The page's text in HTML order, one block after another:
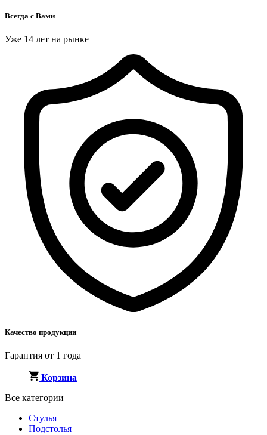
Всегда с Вами
Уже 14 лет на рынке
Качество продукции
Гарантия от 1 года
Корзина
Все категории
Стулья
Подстолья